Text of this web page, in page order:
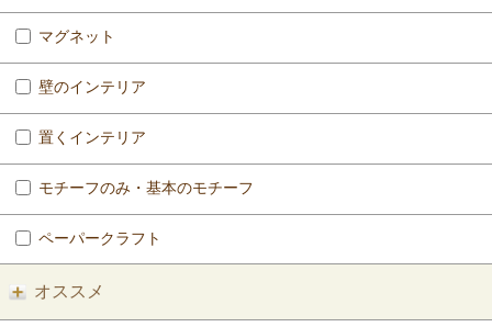
マグネット
壁のインテリア
置くインテリア
モチーフのみ・基本のモチーフ
ペーパークラフト
オススメ